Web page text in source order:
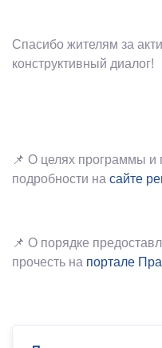
Спасибо жителям за
конструктивный диалог!
📌 О целях программы и
подробности на сайте
📌 О порядке
прочесть на портале